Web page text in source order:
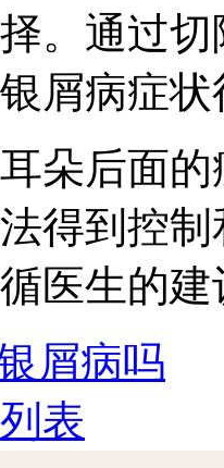
。通过
屑病症
朵后面
得到控
医生的
屑病吗
表